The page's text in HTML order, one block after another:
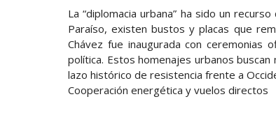
La “diplomacia urbana” ha sido un
Paraíso, existen bustos y placas que
Chávez fue inaugurada con
política. Estos homenajes urbanos
lazo histórico de resistencia frente a
Cooperación energética y vuelos directos